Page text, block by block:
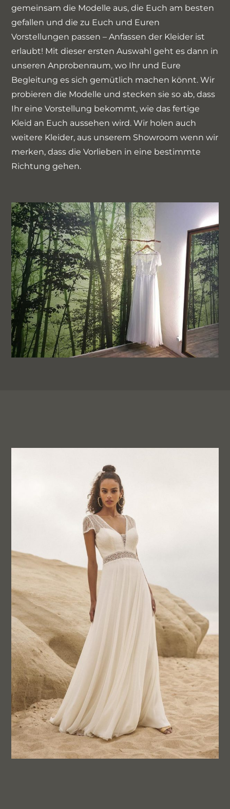
gemeinsam die Modelle aus, die Euch am besten
gefallen und die zu Euch und Euren
Vorstellungen passen – Anfassen der Kleider ist
erlaubt! Mit dieser ersten Auswahl geht es dann in
unseren Anprobenraum, wo Ihr und Eure
Begleitung es sich gemütlich machen könnt. Wir
probieren die Modelle und stecken sie so ab, dass
Ihr eine Vorstellung bekommt, wie das fertige
Kleid an Euch aussehen wird. Wir holen auch
weitere Kleider, aus unserem Showroom wenn wir
merken, dass die Vorlieben in eine bestimmte
Richtung gehen.